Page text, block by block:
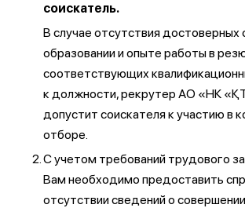
соискатель.
В случае отсутствия достоверных
образовании и опыте работы в
соответствующих
к должности, рекрутер АО «НК
допустит соискателя к участию в
отборе.
С учетом требований трудового
Вам необходимо предоставить
отсутствии сведений о совершении